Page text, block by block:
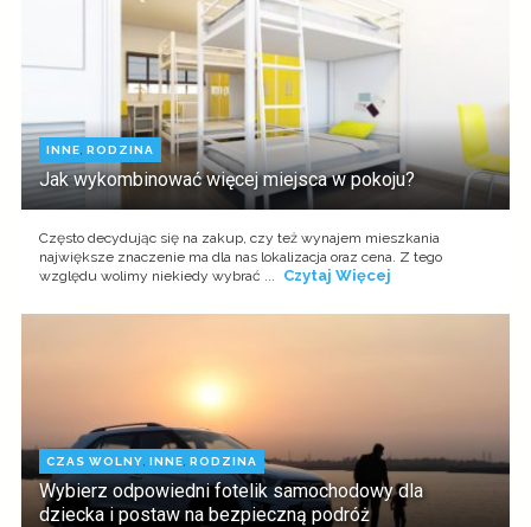
INNE RODZINA
Jak wykombinować więcej miejsca w pokoju?
Często decydując się na zakup, czy też wynajem mieszkania
największe znaczenie ma dla nas lokalizacja oraz cena. Z tego
względu wolimy niekiedy wybrać ...
Czytaj Więcej
CZAS WOLNY INNE RODZINA
Wybierz odpowiedni fotelik samochodowy dla
dziecka i postaw na bezpieczną podróż